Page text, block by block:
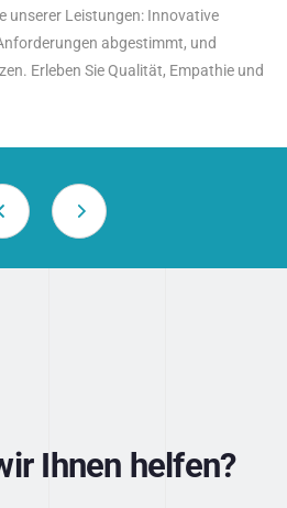
unserer Leistungen: Innovative
abgestimmt, und
Erleben Sie Qualität, Empathie und
Ihnen helfen?